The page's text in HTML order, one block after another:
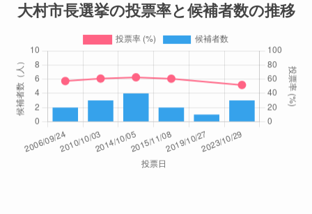
大村市長選挙の投票率と候補者数の推移